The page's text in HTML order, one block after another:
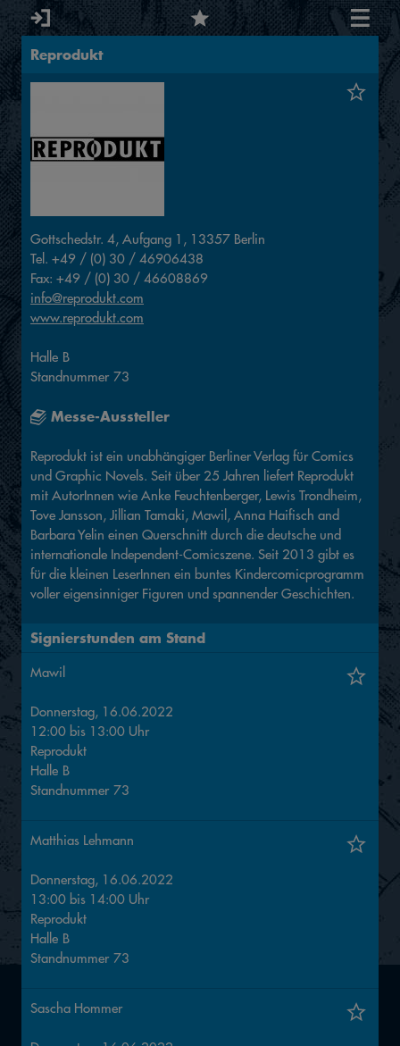
Reprodukt
Gottschedstr. 4, Aufgang 1, 13357 Berlin
Tel. +49 / (0) 30 / 46906438
Fax: +49 / (0) 30 / 46608869
info@reprodukt.com
www.reprodukt.com
Halle B
Standnummer 73
Messe-Aussteller
Reprodukt ist ein unabhängiger Berliner Verlag für Comics
und Graphic Novels. Seit über 25 Jahren liefert Reprodukt
mit AutorInnen wie Anke Feuchtenberger, Lewis Trondheim,
Tove Jansson, Jillian Tamaki, Mawil, Anna Haifisch and
Barbara Yelin einen Querschnitt durch die deutsche und
internationale Independent-Comicszene. Seit 2013 gibt es
für die kleinen LeserInnen ein buntes Kindercomicprogramm
voller eigensinniger Figuren und spannender Geschichten.
Signierstunden am Stand
Mawil
Donnerstag, 16.06.2022
12:00 bis 13:00 Uhr
Reprodukt
Halle B
Standnummer 73
Matthias Lehmann
Donnerstag, 16.06.2022
13:00 bis 14:00 Uhr
Reprodukt
Halle B
Standnummer 73
Sascha Hommer